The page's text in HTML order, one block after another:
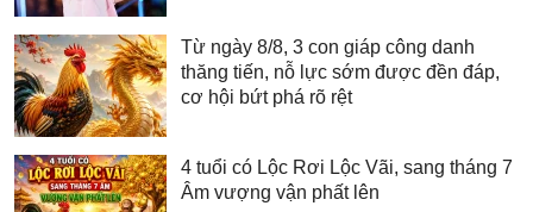
Từ ngày 8/8, 3 con giáp công danh
thăng tiến, nỗ lực sớm được đền đáp,
cơ hội bứt phá rõ rệt
4 tuổi có Lộc Rơi Lộc Vãi, sang tháng 7
Âm vượng vận phất lên